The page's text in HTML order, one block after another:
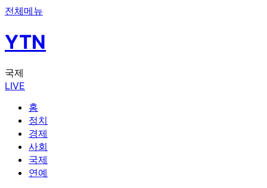
전체메뉴
YTN
국제
LIVE
홈
정치
경제
사회
국제
연예